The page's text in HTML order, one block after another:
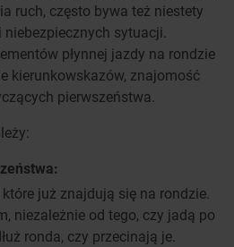
ruch, często bywa też niestety
niebezpiecznych sytuacji.
płynnej jazdy na rondzie
kierunkowskazów, znajomość
pierwszeństwa.
już znajdują się na rondzie.
niezależnie od tego, czy jadą po
ronda, czy przecinają je.